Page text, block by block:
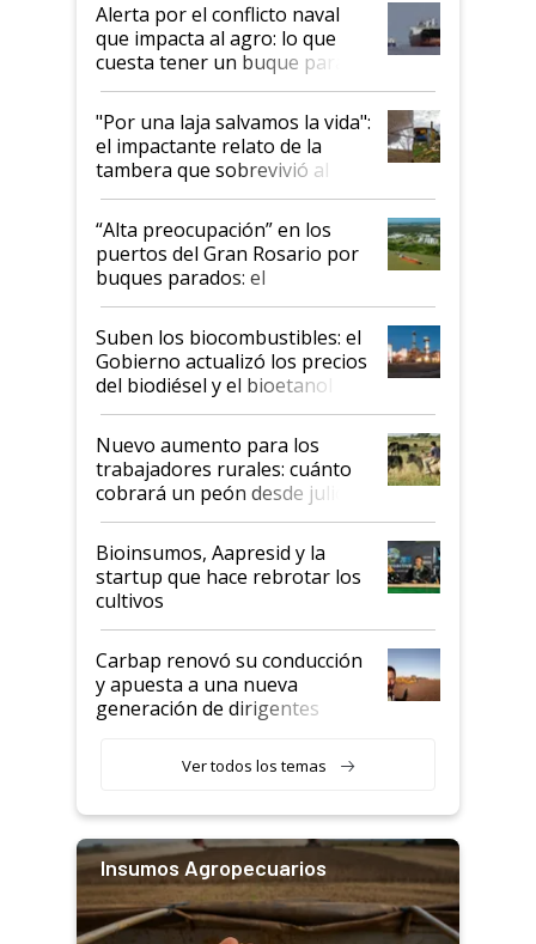
Alerta por el conflicto naval
que impacta al agro: lo que
cuesta tener un buque parado
y el peligro de que Argentina
pase a ser "país sucio"
"Por una laja salvamos la vida":
el impactante relato de la
tambera que sobrevivió al
tornado
“Alta preocupación” en los
puertos del Gran Rosario por
buques parados: el
funcionamiento de las
exportadoras en tensión tras
la medida de fuerza de los
prácticos
Suben los biocombustibles: el
Gobierno actualizó los precios
del biodiésel y el bioetanol
Nuevo aumento para los
trabajadores rurales: cuánto
cobrará un peón desde julio
Bioinsumos, Aapresid y la
startup que hace rebrotar los
cultivos
Carbap renovó su conducción
y apuesta a una nueva
generación de dirigentes
Ver todos los temas
Insumos Agropecuarios